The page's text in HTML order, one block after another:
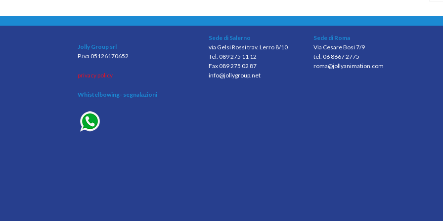
Jolly Group srl
P.iva 05126170652
privacy policy
Whistelbowing- segnalazioni
Sede di Salerno
via Gelsi Rossi trav. Lerro 8/10
Tel. 089 275 11 12
Fax 089 275 02 87
info@jollygroup.net
Sede di Roma
Via Cesare Bosi 7/9
tel. 06 8667 2775
roma@jollyanimation.com